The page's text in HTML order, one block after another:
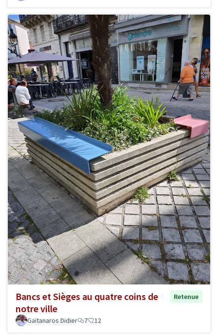
Bancs et Sièges au quatre coins de
notre ville
Retenue
Gaïtanaros Didier 7 12